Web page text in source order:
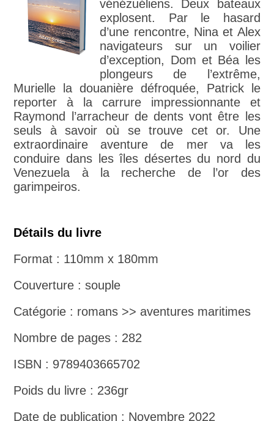
vénézuéliens. Deux bateaux
explosent. Par le hasard
d’une rencontre, Nina et Alex
navigateurs sur un voilier
d’exception, Dom et Béa les
plongeurs de l’extrême,
Murielle la douanière défroquée, Patrick le
reporter à la carrure impressionnante et
Raymond l’arracheur de dents vont être les
seuls à savoir où se trouve cet or. Une
extraordinaire aventure de mer va les
conduire dans les îles désertes du nord du
Venezuela à la recherche de l’or des
garimpeiros.
Détails du livre
Format : 110mm x 180mm
Couverture : souple
Catégorie : romans >> aventures maritimes
Nombre de pages : 282
ISBN : 9789403665702
Poids du livre : 236gr
Date de publication : Novembre 2022